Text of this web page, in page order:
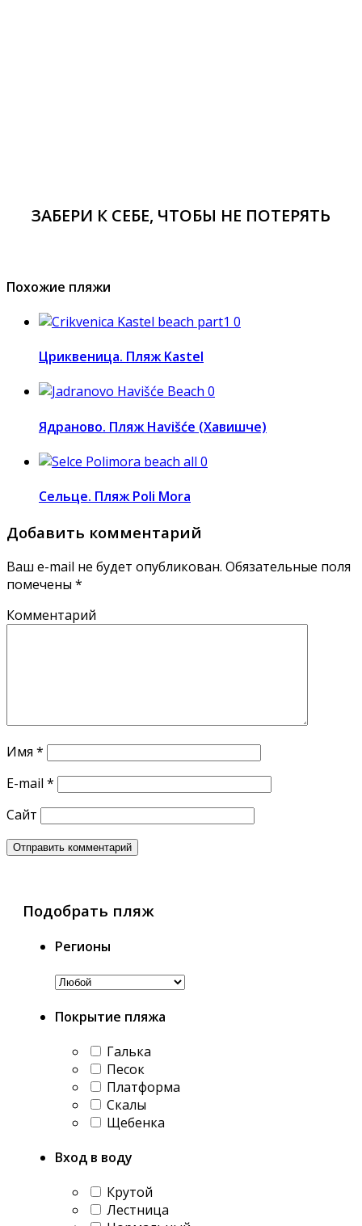
ЗАБЕРИ К СЕБЕ, ЧТОБЫ НЕ ПОТЕРЯТЬ
Похожие пляжи
0
Цриквеница. Пляж Kastel
0
Ядраново. Пляж Havišće (Хавишче)
0
Сельце. Пляж Poli Mora
Добавить комментарий
Ваш e-mail не будет опубликован. Обязательные поля
помечены *
Комментарий
Имя *
E-mail *
Сайт
Подобрать пляж
Регионы
Покрытие пляжа
Галька
Песок
Платформа
Скалы
Щебенка
Вход в воду
Крутой
Лестница